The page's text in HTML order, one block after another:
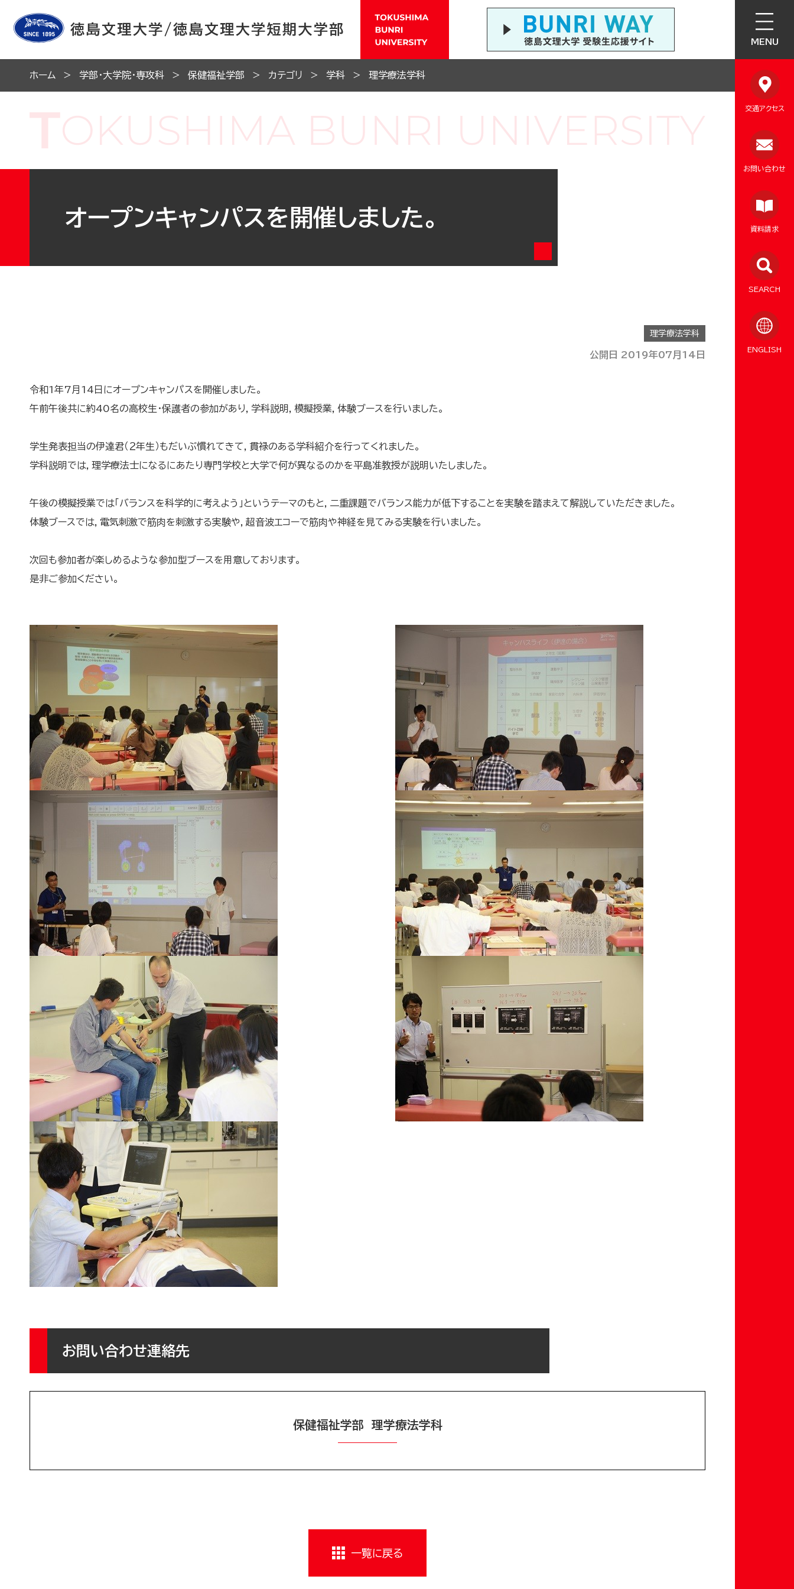
MENU
交通アクセス
お問い合わせ
資料請求
SEARCH
ENGLISH
ホーム 学部・大学院・専攻科 保健福祉学部 カテゴリ 学科 理学療法学科
オープンキャンパスを開催しました。
理学療法学科
公開日 2019年07月14日
令和1年7月14日にオープンキャンパスを開催しました。
午前午後共に約40名の高校生・保護者の参加があり，学科説明，模擬授業，体験ブースを行いました。
学生発表担当の伊達君（２年生）もだいぶ慣れてきて，貫禄のある学科紹介を行ってくれました。
学科説明では，理学療法士になるにあたり専門学校と大学で何が異なるのかを平島准教授が説明いたしました。
午後の模擬授業では「バランスを科学的に考えよう」というテーマのもと，二重課題でバランス能力が低下することを実験を踏まえて解説していただきました。
体験ブースでは，電気刺激で筋肉を刺激する実験や，超音波エコーで筋肉や神経を見てみる実験を行いました。
次回も参加者が楽しめるような参加型ブースを用意しております。
是非ご参加ください。
お問い合わせ連絡先
保健福祉学部 理学療法学科
一覧に戻る